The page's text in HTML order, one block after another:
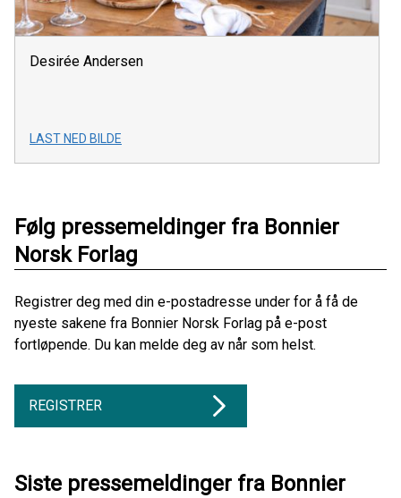
Desirée Andersen
LAST NED BILDE
Følg pressemeldinger fra Bonnier
Norsk Forlag
Registrer deg med din e-postadresse under for å få de
nyeste sakene fra Bonnier Norsk Forlag på e-post
fortløpende. Du kan melde deg av når som helst.
REGISTRER
Siste pressemeldinger fra Bonnier